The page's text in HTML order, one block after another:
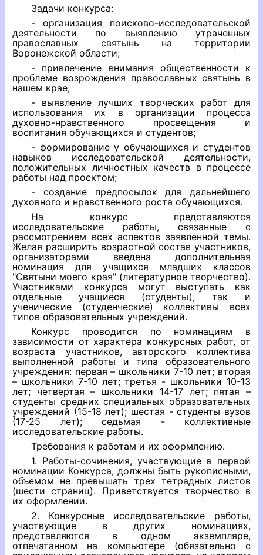
Задачи конкурса:
- организация поисково-исследовательской
деятельности по выявлению утраченных
православных святынь на территории
Воронежской области;
- привлечение внимания общественности к
проблеме возрождения православных святынь в
нашем крае;
- выявление лучших творческих работ для
использования их в организации процесса
духовно-нравственного просвещения и
воспитания обучающихся и студентов;
- формирование у обучающихся и студентов
навыков исследовательской деятельности,
положительных личностных качеств в процессе
работы над проектом;
- создание предпосылок для дальнейшего
духовного и нравственного роста обучающихся.
На конкурс представляются
исследовательские работы, связанные с
рассмотрением всех аспектов заявленной темы.
Желая расширить возрастной состав участников,
организаторами введена дополнительная
номинация для учащихся младших классов
"Святыни моего края" (литературное творчество).
Участниками конкурса могут выступать как
отдельные учащиеся (студенты), так и
ученические (студенческие) коллективы всех
типов образовательных учреждений.
Конкурс проводится по номинациям в
зависимости от характера конкурсных работ, от
возраста участников, авторского коллектива
выполненной работы и типа образовательного
учреждения: первая – школьники 7-10 лет; вторая
– школьники 7-10 лет; третья - школьники 10-13
лет; четвертая – школьники 14-17 лет; пятая –
студенты средних специальных образовательных
учреждений (15-18 лет); шестая - студенты вузов
(17-25 лет); седьмая - коллективные
исследовательские работы.
Требования к работам и их оформлению.
1. Работы-сочинения, участвующие в первой
номинации Конкурса, должны быть рукописными,
объемом не превышать трех тетрадных листов
(шести страниц). Приветствуется творчество в
их оформлении.
2. Конкурсные исследовательские работы,
участвующие в других номинациях,
представляются в одном экземпляре,
отпечатанном на компьютере (обязательно с